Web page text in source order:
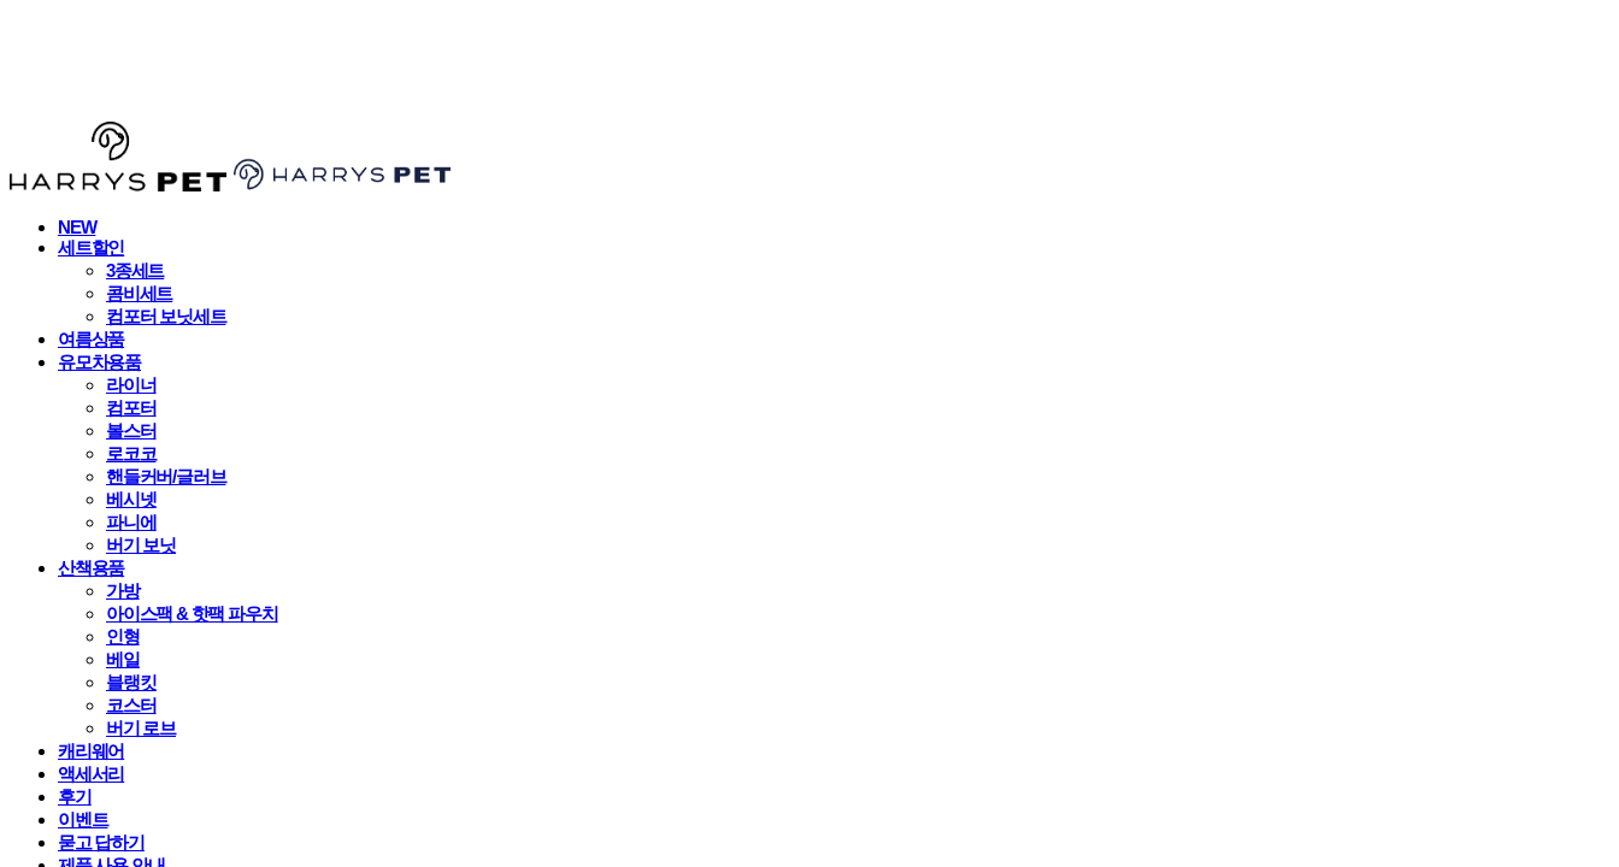
NEW
세트할인
3종세트
콤비세트
컴포터 보닛세트
여름상품
유모차용품
라이너
컴포터
볼스터
로코코
핸들커버/글러브
베시넷
파니에
버기 보닛
산책용품
가방
아이스팩 & 핫팩 파우치
인형
베일
블랭킷
코스터
버기 로브
캐리웨어
액세서리
후기
이벤트
묻고 답하기